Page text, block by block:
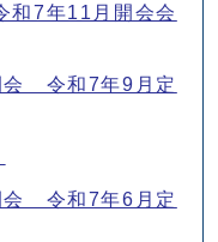
7年11月開会会
会 令和7年9月定
会 令和7年6月定